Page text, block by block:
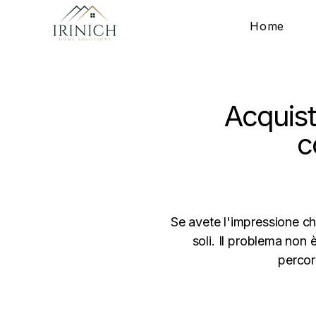
Home
Se avete l'impressione
soli. Il problema non